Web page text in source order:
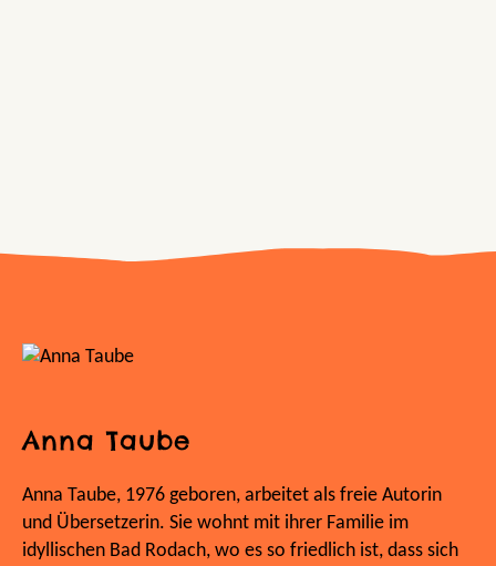
Anna Taube
Anna Taube, 1976 geboren, arbeitet als freie Autorin
und Übersetzerin. Sie wohnt mit ihrer Familie im
idyllischen Bad Rodach, wo es so friedlich ist, dass sich